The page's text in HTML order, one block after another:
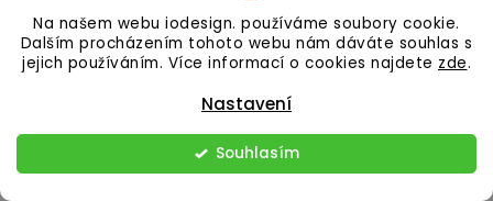
Na našem webu iodesign. používáme soubory cookie.
Dalším procházením tohoto webu nám dáváte souhlas s
jejich používáním. Více informací o cookies najdete zde.
Nastavení
Souhlasím